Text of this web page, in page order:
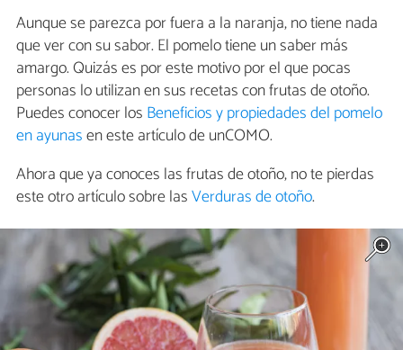
Aunque se parezca por fuera a la naranja, no tiene nada
que ver con su sabor. El pomelo tiene un saber más
amargo. Quizás es por este motivo por el que pocas
personas lo utilizan en sus recetas con frutas de otoño.
Puedes conocer los Beneficios y propiedades del pomelo
en ayunasen este artículo de unCOMO.
Ahora que ya conoces las frutas de otoño, no te pierdas
este otro artículo sobre lasVerduras de otoño.